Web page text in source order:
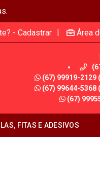
- Cadastrar | Área
(67) 99919-2129
(67) 99644-5368
(67)
FITAS E ADESIVOS